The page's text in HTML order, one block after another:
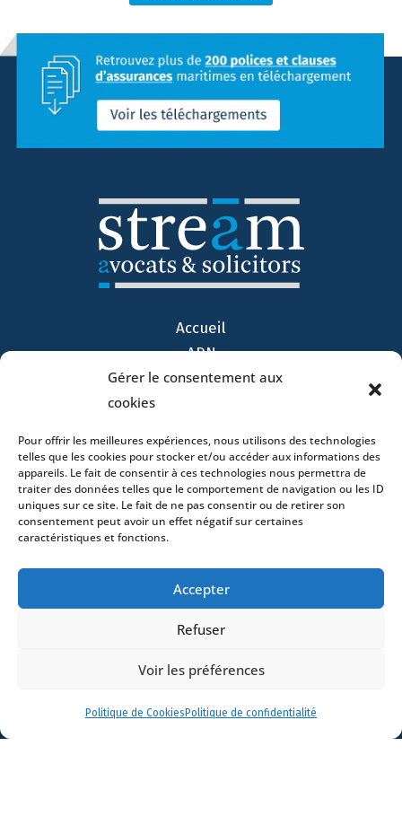
Gérer le consentement aux
cookies
Pour offrir les meilleures expériences, nous utilisons des technologies
telles que les cookies pour stocker et/ou accéder aux informations des
appareils. Le fait de consentir à ces technologies nous permettra de
traiter des données telles que le comportement de navigation ou les ID
uniques sur ce site. Le fait de ne pas consentir ou de retirer son
consentement peut avoir un effet négatif sur certaines
caractéristiques et fonctions.
Accepter
Refuser
Voir les préférences
Politique de Cookies Politique de confidentialité
Accueil
ADN
Activités
Avocats
Actualités
Contact
- 4 square Édouard VII – 75009 Paris – France –
3 boulevard de Louvain – 13008 Marseille – France –
Catherine – 33000 Bordeaux – France -